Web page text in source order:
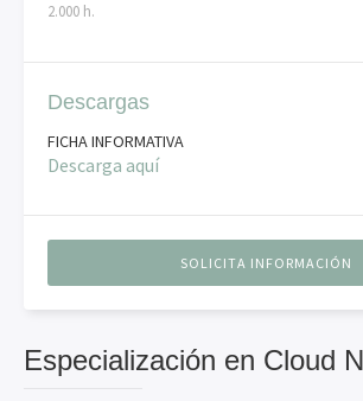
2.000 h.
Descargas
FICHA INFORMATIVA
Descarga aquí
SOLICITA INFORMACIÓN
Especialización en Cloud